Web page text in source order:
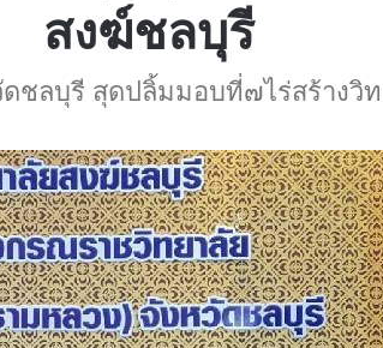
สงฆ์ชลบุรี
ชลบุรี สุดปลิ้มมอบที่๗ไร่สร้างวิ